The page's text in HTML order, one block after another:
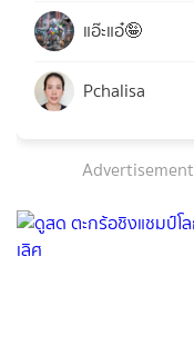
แอ๊ะแอ๋🤪
Pchalisa
Advertisement